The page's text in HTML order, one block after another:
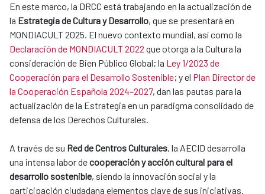
En este marco, la DRCC está trabajando en la actualización de
la Estrategia de Cultura y Desarrollo, que se presentará en
MONDIACULT 2025. El nuevo contexto mundial, así como la
Declaración de MONDIACULT 2022 que otorga a la Cultura la
consideración de Bien Público Global; la Ley 1/2023 de
Cooperación para el Desarrollo Sostenible; y el Plan Director de
la Cooperación Española 2024–2027, dan las pautas para la
actualización de la Estrategia en un paradigma consolidado de
defensa de los Derechos Culturales.
A través de su Red de Centros Culturales, la AECID desarrolla
una intensa labor decooperación y acción cultural para el
desarrollo sostenible, siendo la innovación social y la
participación ciudadana elementos clave de sus iniciativas.